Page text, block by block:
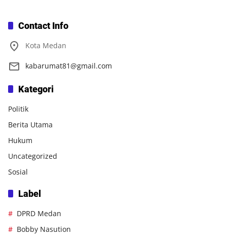
Contact Info
Kota Medan
kabarumat81@gmail.com
Kategori
Politik
Berita Utama
Hukum
Uncategorized
Sosial
Label
DPRD Medan
Bobby Nasution